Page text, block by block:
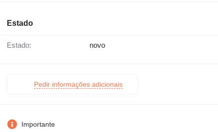
Estado
Estado: novo
Pedir informações adicionais
Importante